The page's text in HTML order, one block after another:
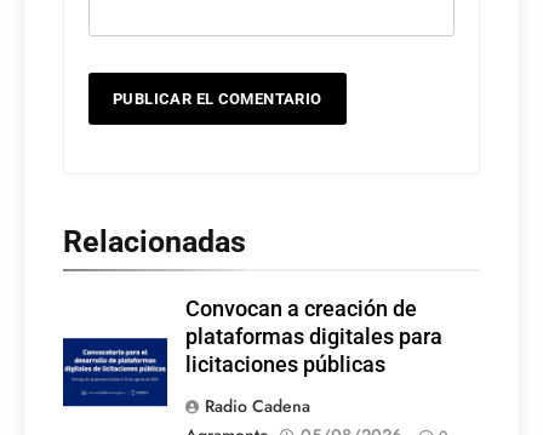
Relacionadas
Convocan a creación de
plataformas digitales para
licitaciones públicas
Radio Cadena